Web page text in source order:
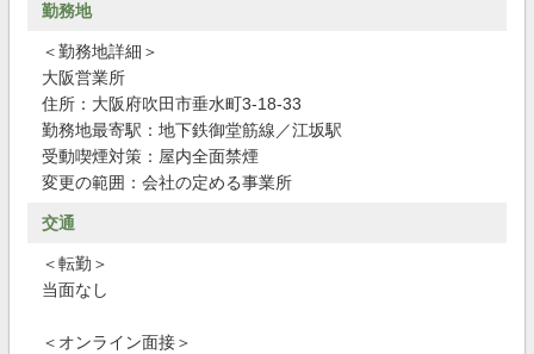
勤務地
＜勤務地詳細＞
大阪営業所
住所：大阪府吹田市垂水町3-18-33
勤務地最寄駅：地下鉄御堂筋線／江坂駅
受動喫煙対策：屋内全面禁煙
変更の範囲：会社の定める事業所
交通
＜転勤＞
当面なし
＜オンライン面接＞